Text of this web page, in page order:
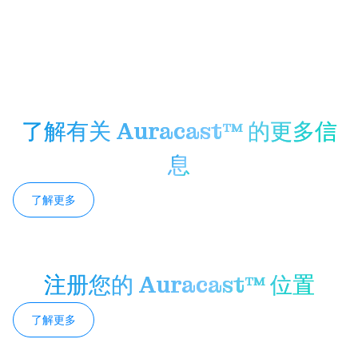
了解有关 Auracast™ 的更多信
息
了解更多
注册您的 Auracast™ 位置
了解更多